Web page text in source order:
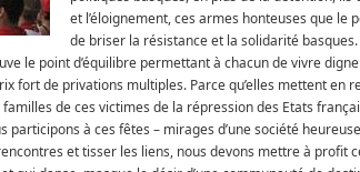
et l’éloignement, ces armes honteuses que
de briser la résistance et la solidarité
le point d’équilibre permettant à chacun de vivre
fort de privations multiples. Parce qu’elles mettent en
de ces victimes de la répression des Etats
participons à ces fêtes – mirages d’une société
et tisser les liens, nous devons mettre à profit